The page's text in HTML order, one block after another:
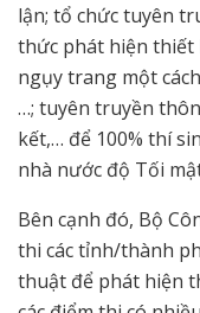
lận; tổ chức tuyên
thức phát hiện thiết
ngụy trang một
…; tuyên truyền
kết,… để 100% thí
nhà nước độ Tối
Bên cạnh đó, Bộ
thi các tỉnh/thành
thuật để phát hiện